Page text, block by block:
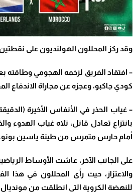
وقد ركز المحللون الهولنديون على
كودي جاكبو، وعجزه عن مجاراة الاندفاع
–
بانتزاع تعادل قاتل، تلاه غياب الهدوء
أمام حارس متمرس من طينة ياسين بونو.
على الجانب الآخر، عاشت الأوساط
والاعتزاز، حيث رأى المحللون في هذا
للنهضة الكروية التي انطلقت من مونديال قطر